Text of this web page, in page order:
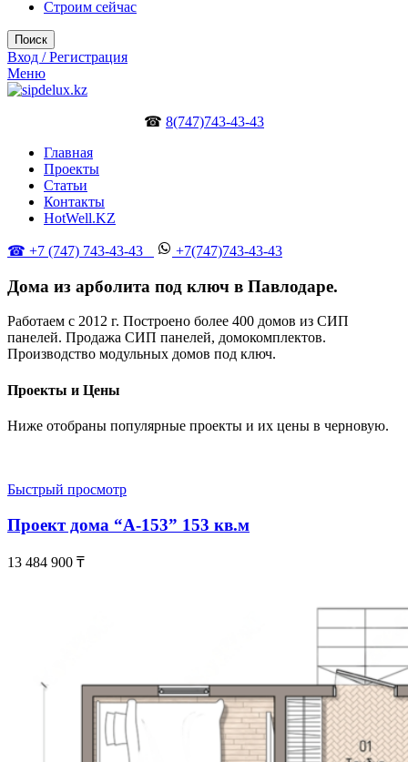
Строим сейчас
Поиск
Вход / Регистрация
Меню
☎ 8(747)743-43-43
Главная
Проекты
Статьи
Контакты
HotWell.KZ
☎ +7 (747) 743-43-43 +7(747)743-43-43
Дома из арболита под ключ в Павлодаре.
Работаем с 2012 г. Построено более 400 домов из СИП
панелей. Продажа СИП панелей, домокомплектов.
Производство модульных домов под ключ.
Проекты и Цены
Ниже отобраны популярные проекты и их цены в черновую.
Быстрый просмотр
Проект дома “А-153” 153 кв.м
13 484 900 ₸